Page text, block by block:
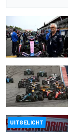
UITGELICHT